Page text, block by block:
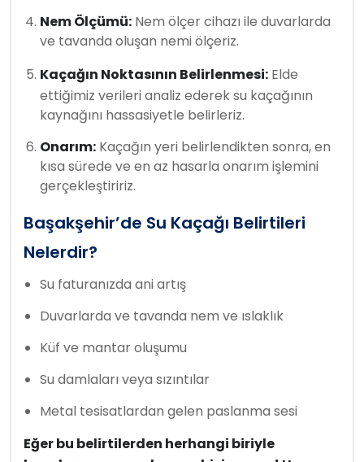
Nem Ölçümü: Nem ölçer cihazı ile duvarlarda
ve tavanda oluşan nemi ölçeriz.
Kaçağın Noktasının Belirlenmesi: Elde
ettiğimiz verileri analiz ederek su kaçağının
kaynağını hassasiyetle belirleriz.
Onarım: Kaçağın yeri belirlendikten sonra, en
kısa sürede ve en az hasarla onarım işlemini
gerçekleştiririz.
Başakşehir’de Su Kaçağı Belirtileri
Nelerdir?
Su faturanızda ani artış
Duvarlarda ve tavanda nem ve ıslaklık
Küf ve mantar oluşumu
Su damlaları veya sızıntılar
Metal tesisatlardan gelen paslanma sesi
Eğer bu belirtilerden herhangi biriyle